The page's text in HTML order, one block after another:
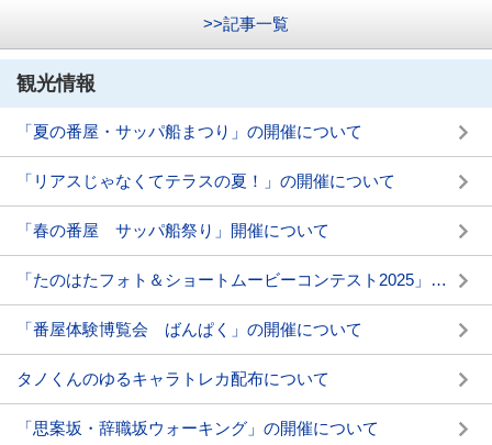
>>記事一覧
観光情報
「夏の番屋・サッパ船まつり」の開催について
「リアスじゃなくてテラスの夏！」の開催について
「春の番屋 サッパ船祭り」開催について
「たのはたフォト＆ショートムービーコンテスト2025」の開催について
「番屋体験博覧会 ばんぱく」の開催について
タノくんのゆるキャラトレカ配布について
「思案坂・辞職坂ウォーキング」の開催について